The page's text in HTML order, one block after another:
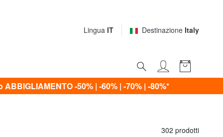
Lingua IT Destinazione Italy
-50% | -60% | -70% | -80%*
302 prodotti